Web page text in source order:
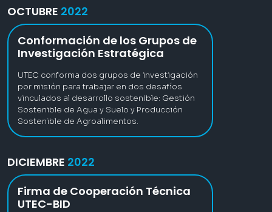
OCTUBRE 2022
Conformación de los Grupos de
Investigación Estratégica
UTEC conforma dos grupos de investigación
por misión para trabajar en dos desafíos
vinculados al desarrollo sostenible: Gestión
Sostenible de Agua y Suelo y Producción
Sostenible de Agroalimentos.
DICIEMBRE 2022
Firma de Cooperación Técnica
UTEC-BID